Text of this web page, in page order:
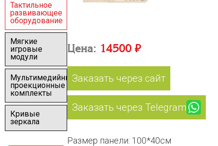
Тактильное
развивающее
оборудование
Мягкие
игровые
модули
Мультимедийные
проекционные
комплекты
Кривые
зеркала
Цена: 14500 ₽
Заказать через сайт
Заказать через Telegram
Размер панели: 100*40см